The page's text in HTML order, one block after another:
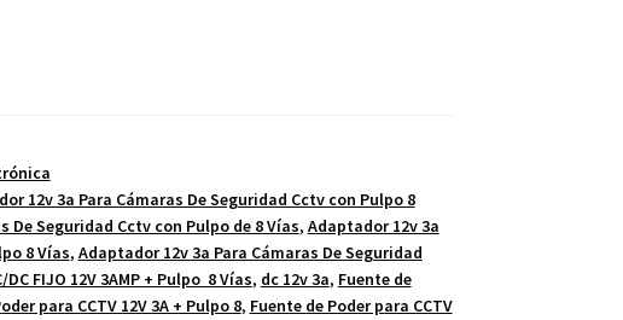
12v 3a Para Cámaras De Seguridad Cctv con Pulpo 8
De Seguridad Cctv con Pulpo de 8 Vías, Adaptador 12v 3a
8 Vías, Adaptador 12v 3a Para Cámaras De Seguridad
DC FIJO 12V 3AMP + Pulpo 8 Vías, dc 12v 3a, Fuente de
para CCTV 12V 3A + Pulpo 8, Fuente de Poder para CCTV